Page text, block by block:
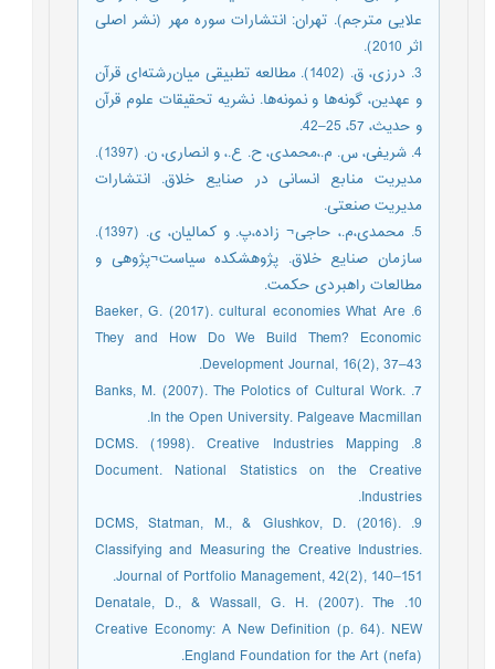
علایی مترجم). تهران: انتشارات سوره مهر (نشر اصلی
اثر 2010).
3. درزی، ق. (1402). مطالعه تطبیقی میان‌رشته‌ای قرآن
و عهدین، گونه‌ها و نمونه‌ها. نشریه تحقیقات علوم قرآن
و حدیث، 57، 25–42.
4. شریفی، س. م.،محمدی، ح. ع.، و انصاری، ن. (1397).
مدیریت منابع انسانی در صنایع خلاق. انتشارات
مدیریت صنعتی.
5. محمدی،م.، حاجی¬ زاده،پ. و کمالیان، ی. (1397).
سازمان صنایع خلاق. پژوهشکده سیاست¬پژوهی و
مطالعات راهبردی حکمت.
6. Baeker, G. (2017). cultural economies What Are
They and How Do We Build Them? Economic
Development Journal, 16(2), 37–43.
7. Banks, M. (2007). The Polotics of Cultural Work.
In the Open University. Palgeave Macmillan.
8. DCMS. (1998). Creative Industries Mapping
Document. National Statistics on the Creative
Industries.
9. DCMS, Statman, M., & Glushkov, D. (2016).
Classifying and Measuring the Creative Industries.
Journal of Portfolio Management, 42(2), 140–151.
10. Denatale, D., & Wassall, G. H. (2007). The
Creative Economy: A New Definition (p. 64). NEW
England Foundation for the Art (nefa).